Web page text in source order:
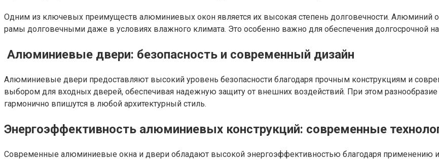
Одним из ключевых преимуществ алюминиевых окон является их высокая степень долговечности. Алюминий
рамы долговечными даже в условиях влажного климата. Это особенно важно для обеспечения долгосрочной
Алюминиевые двери: безопасность и современный дизайн
Алюминиевые двери предоставляют высокий уровень безопасности благодаря прочным конструкциям и
выбором для входных дверей, обеспечивая надежную защиту от внешних воздействий. При этом
гармонично впишутся в любой архитектурный стиль.
Энергоэффективность алюминиевых конструкций: современные
Современные алюминиевые окна и двери обладают высокой энергоэффективностью благодаря применению